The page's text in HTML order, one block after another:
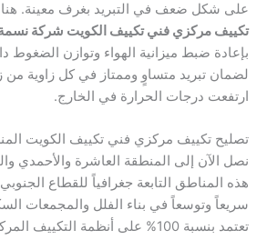
على شكل ضعف في التبريد بغرف معينة. هنا
تكييف مركزي فني تكييف الكويت شركة نسمة
بإعادة ضبط ميزانية الهواء وتوازن الضغوط
لضمان تبريد متساوٍ وممتاز في كل زاوية من
ارتفعت درجات الحرارة في الخارج.
تصليح تكييف مركزي فني تكييف الكويت
نصل الآن إلى المنطقة العاشرة والأحمدي
هذه المناطق التابعة جغرافياً للقطاع
سريعاً وتوسعاً في بناء الفلل والمجمعات
تعتمد بنسبة 100% على أنظمة